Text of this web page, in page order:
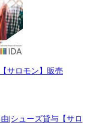
サロモン】販売
|シューズ貸与【サロ